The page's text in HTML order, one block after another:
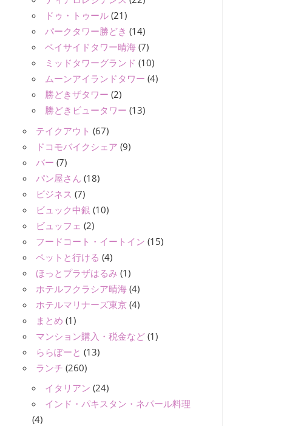
ドゥ・トゥール (21)
パークタワー勝どき (14)
ベイサイドタワー晴海 (7)
ミッドタワーグランド (10)
ムーンアイランドタワー (4)
勝どきザタワー (2)
勝どきビュータワー (13)
テイクアウト (67)
ドコモバイクシェア (9)
バー (7)
パン屋さん (18)
ビジネス (7)
ビュック中銀 (10)
ビュッフェ (2)
フードコート・イートイン (15)
ペットと行ける (4)
ほっとプラザはるみ (1)
ホテルフクラシア晴海 (4)
ホテルマリナーズ東京 (4)
まとめ (1)
マンション購入・税金など (1)
ららぽーと (13)
ランチ (260)
イタリアン (24)
インド・パキスタン・ネパール料理
(4)